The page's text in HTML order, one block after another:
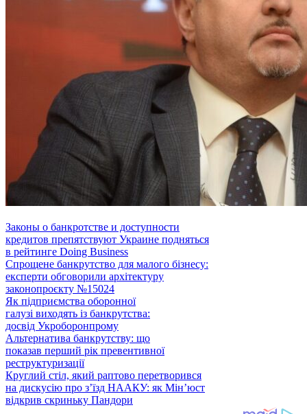
Законы о банкротстве и доступности
кредитов препятствуют Украине подняться
в рейтинге Doing Business
Спрощене банкрутство для малого бізнесу:
експерти обговорили архітектуру
законопроєкту №15024
Як підприємства оборонної
галузі виходять із банкрутства:
досвід Укроборонпрому
Альтернатива банкрутству: що
показав перший рік превентивної
реструктуризації
Круглий стіл, який раптово перетворився
на дискусію про з’їзд НААКУ: як Мін’юст
відкрив скриньку Пандори